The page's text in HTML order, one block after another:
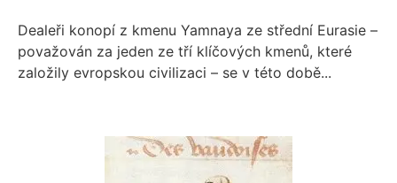
Dealeři konopí z kmenu Yamnaya ze střední Eurasie –
považován za jeden ze tří klíčových kmenů, které
založily evropskou civilizaci – se v této době...